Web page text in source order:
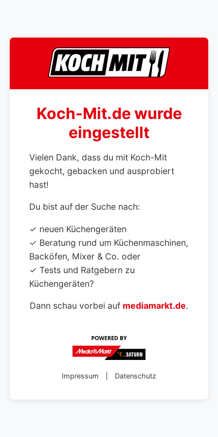
Koch-Mit.de wurde
eingestellt
Vielen Dank, dass du mit Koch-Mit
gekocht, gebacken und ausprobiert
hast!
Du bist auf der Suche nach:
✓ neuen Küchengeräten
✓ Beratung rund um Küchenmaschinen,
Backöfen, Mixer & Co. oder
✓ Tests und Ratgebern zu
Küchengeräten?
Dann schau vorbei auf mediamarkt.de.
Impressum Datenschutz